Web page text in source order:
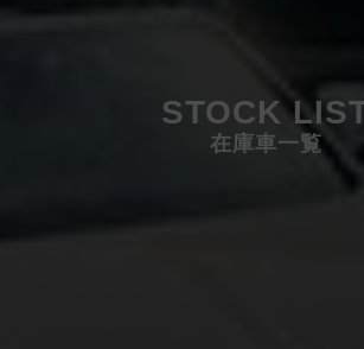
STOCK
在庫車一覧